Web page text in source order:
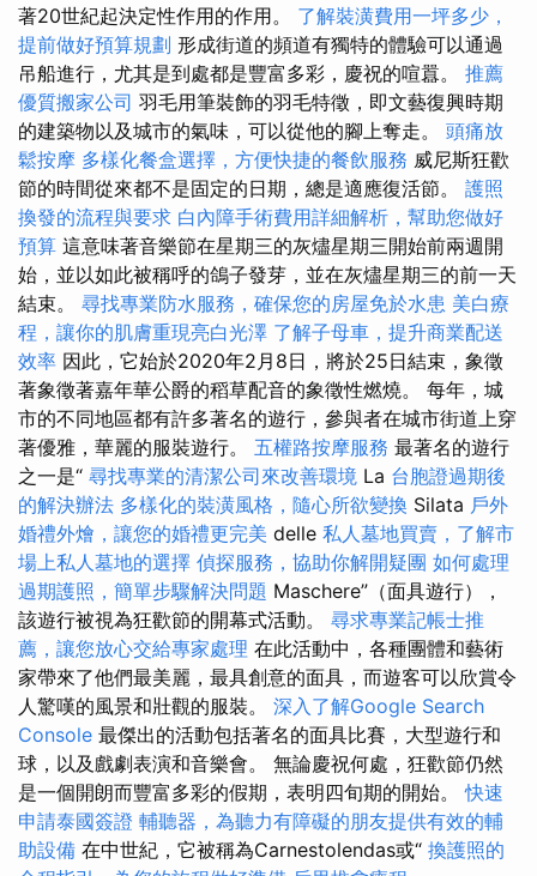
著20世紀起決定性作用的作用。 了解裝潢費用一坪多少，
提前做好預算規劃 形成街道的頻道有獨特的體驗可以通過
吊船進行，尤其是到處都是豐富多彩，慶祝的喧囂。 推薦
優質搬家公司 羽毛用筆裝飾的羽毛特徵，即文藝復興時期
的建築物以及城市的氣味，可以從他的腳上奪走。 頭痛放
鬆按摩 多樣化餐盒選擇，方便快捷的餐飲服務 威尼斯狂歡
節的時間從來都不是固定的日期，總是適應復活節。 護照
換發的流程與要求 白內障手術費用詳細解析，幫助您做好
預算 這意味著音樂節在星期三的灰燼星期三開始前兩週開
始，並以如此被稱呼的鴿子發芽，並在灰燼星期三的前一天
結束。 尋找專業防水服務，確保您的房屋免於水患 美白療
程，讓你的肌膚重現亮白光澤 了解子母車，提升商業配送
效率 因此，它始於2020年2月8日，將於25日結束，象徵
著象徵著嘉年華公爵的稻草配音的象徵性燃燒。 每年，城
市的不同地區都有許多著名的遊行，參與者在城市街道上穿
著優雅，華麗的服裝遊行。 五權路按摩服務 最著名的遊行
之一是“ 尋找專業的清潔公司來改善環境 La 台胞證過期後
的解決辦法 多樣化的裝潢風格，隨心所欲變換 Silata 戶外
婚禮外燴，讓您的婚禮更完美 delle 私人墓地買賣，了解市
場上私人墓地的選擇 偵探服務，協助你解開疑團 如何處理
過期護照，簡單步驟解決問題 Maschere”（面具遊行），
該遊行被視為狂歡節的開幕式活動。 尋求專業記帳士推
薦，讓您放心交給專家處理 在此活動中，各種團體和藝術
家帶來了他們最美麗，最具創意的面具，而遊客可以欣賞令
人驚嘆的風景和壯觀的服裝。 深入了解Google Search
Console 最傑出的活動包括著名的面具比賽，大型遊行和
球，以及戲劇表演和音樂會。 無論慶祝何處，狂歡節仍然
是一個開朗而豐富多彩的假期，表明四旬期的開始。快速
申請泰國簽證 輔聽器，為聽力有障礙的朋友提供有效的輔
助設備 在中世紀，它被稱為Carnestolendas或“ 換護照的